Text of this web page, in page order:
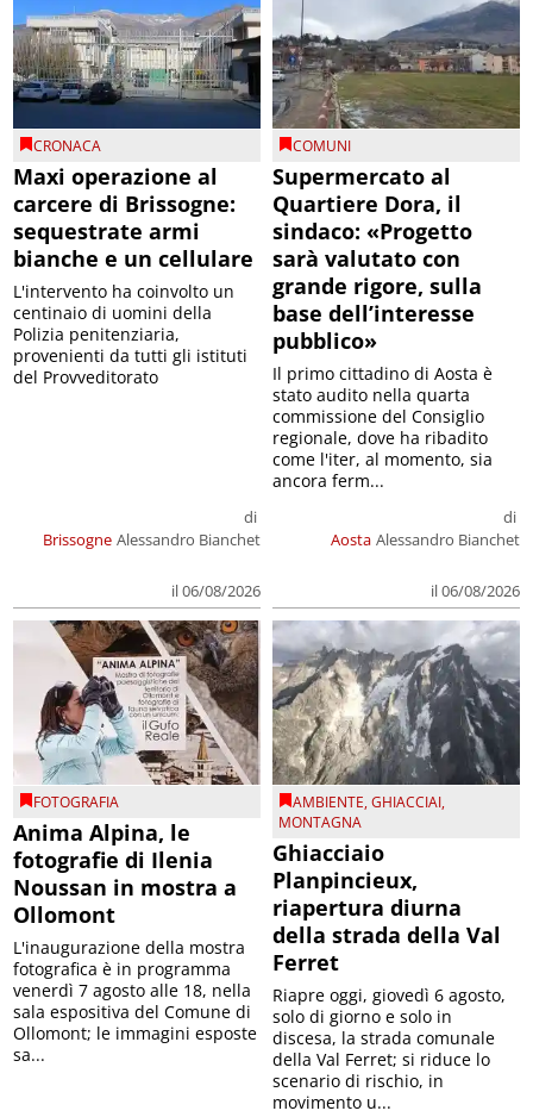
CRONACA
Maxi operazione al
carcere di Brissogne:
sequestrate armi
bianche e un cellulare
Brissogne
di
Alessandro Bianchet
il 06/08/2026
L'intervento ha coinvolto un
centinaio di uomini della
Polizia penitenziaria,
provenienti da tutti gli istituti
del Provveditorato
COMUNI
Supermercato al
Quartiere Dora, il
sindaco: «Progetto
sarà valutato con
grande rigore, sulla
base dell’interesse
pubblico»
Aosta
di
Alessandro Bianchet
il 06/08/2026
Il primo cittadino di Aosta è
stato audito nella quarta
commissione del Consiglio
regionale, dove ha ribadito
come l'iter, al momento, sia
ancora ferm...
FOTOGRAFIA
Anima Alpina, le
fotografie di Ilenia
Noussan in mostra a
Ollomont
L'inaugurazione della mostra
fotografica è in programma
venerdì 7 agosto alle 18, nella
sala espositiva del Comune di
Ollomont; le immagini esposte
sa...
AMBIENTE,GHIACCIAI,
MONTAGNA
Ghiacciaio
Planpincieux,
riapertura diurna
della strada della Val
Ferret
Riapre oggi, giovedì 6 agosto,
solo di giorno e solo in
discesa, la strada comunale
della Val Ferret; si riduce lo
scenario di rischio, in
movimento u...